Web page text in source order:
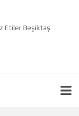
Etiler Beşiktaş